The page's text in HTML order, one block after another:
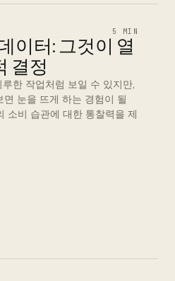
5 MIN
이터: 그것이 열
결정
한 작업처럼 보일 수 있지만,
눈을 뜨게 하는 경험이 될
소비 습관에 대한 통찰력을 제